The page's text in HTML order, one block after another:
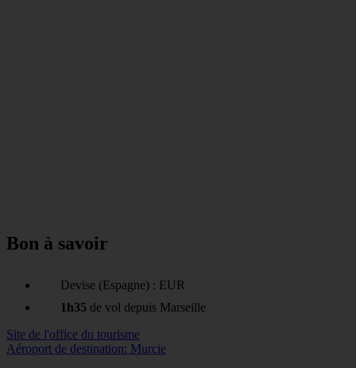
Bon à savoir
Devise (Espagne) : EUR
1h35 de vol depuis Marseille
Site de l'office du tourisme
Aéroport de destination: Murcie